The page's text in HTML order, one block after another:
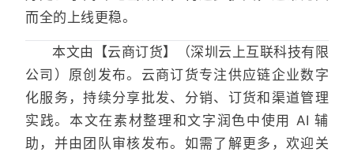
而全的上线更稳。
本文由【云商订货】（深圳云上互联科技有限
公司）原创发布。云商订货专注供应链企业数字
化服务，持续分享批发、分销、订货和渠道管理
实践。本文在素材整理和文字润色中使用 AI 辅
助，并由团队审核发布。如需了解更多，欢迎关